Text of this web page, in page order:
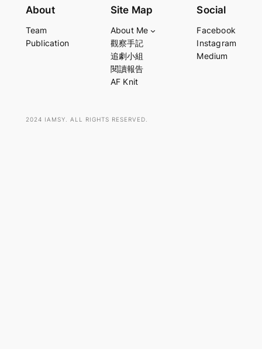
e
r
About
Team
Publication
Site Map
About Me
觀察手記
追劇小組
閱讀報告
AF Knit
Social
Facebook
Instagram
Medium
2024 IAMSY. ALL RIGHTS RESERVED.